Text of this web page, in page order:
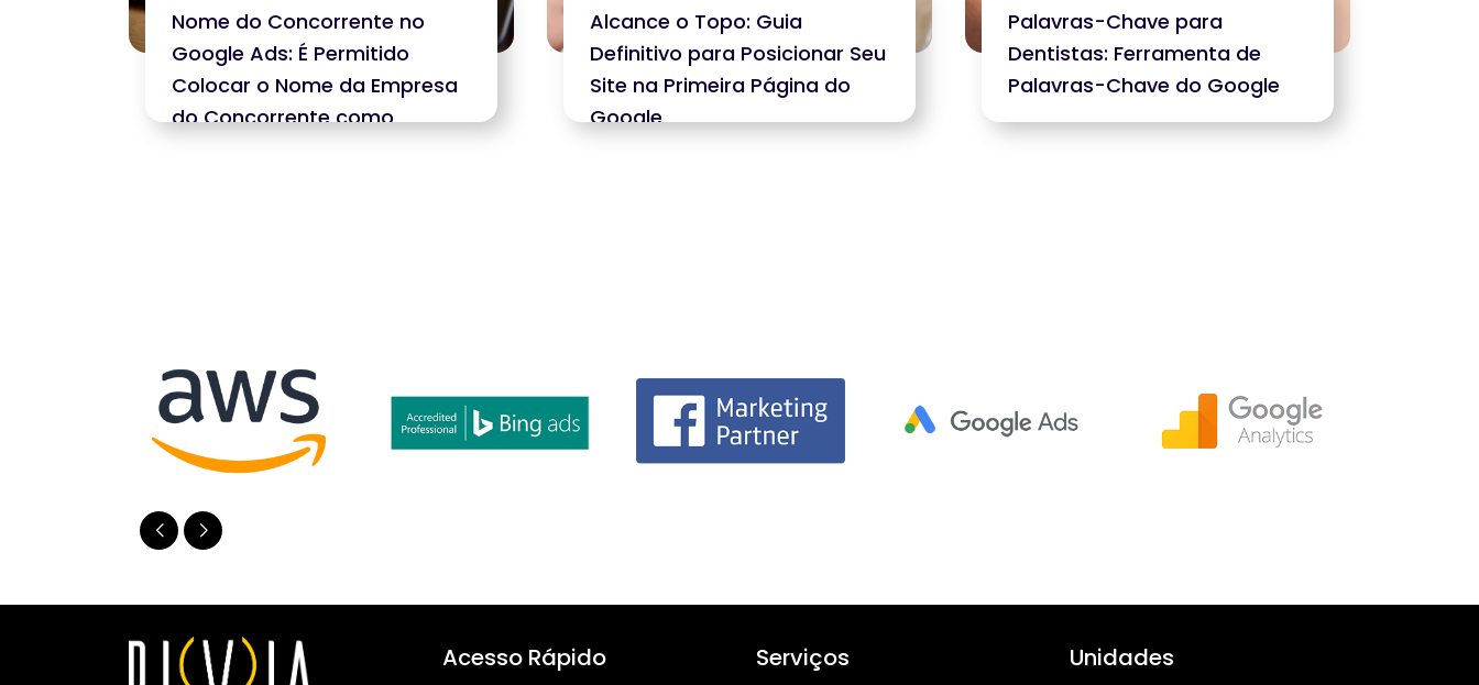
Nome do Concorrente no
Google Ads: É Permitido
Colocar o Nome da Empresa
do Concorrente como
Alcance o Topo: Guia
Definitivo para Posicionar Seu
Site na Primeira Página do
Google
Palavras-Chave para
Dentistas: Ferramenta de
Palavras-Chave do Google
Acesso Rápido Serviços Unidades